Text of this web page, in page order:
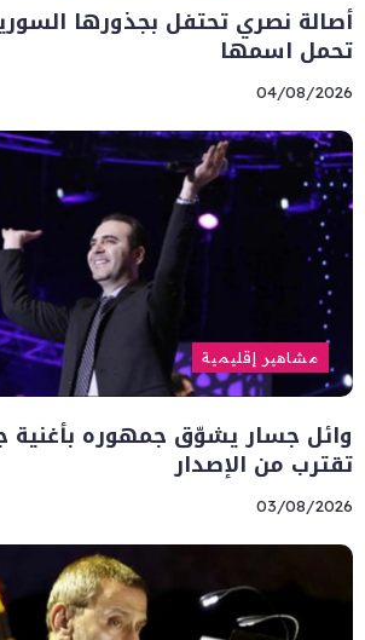
أصالة نصري تحتفل بجذورها
تحمل اسمها
04/08/2026
مشاهير إقليمية
وائل جسار يشوّق جمهوره بأغنية
تقترب من الإصدار
03/08/2026